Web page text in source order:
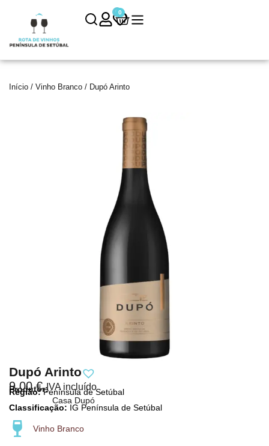
00
Início / Vinho Branco / Dupó Arinto
Dupó Arinto
9,00€ IVA incluído
Casa Dupó
Produtor:
Região:Península de Setúbal
Classificação: IG Península de Setúbal
Vinho Branco